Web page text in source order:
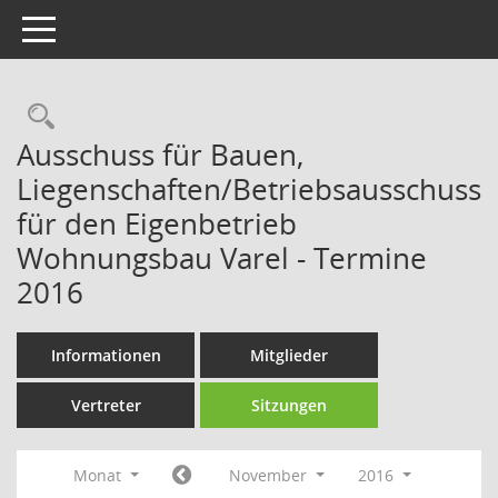
Toggle navigation
Rechercheauswahl
Ausschuss für Bauen,
Liegenschaften/Betriebsausschuss
für den Eigenbetrieb
Wohnungsbau Varel - Termine
2016
Informationen Mitglieder
Vertreter Sitzungen
Monat November
2016